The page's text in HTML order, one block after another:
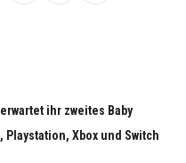
ihr zweites Baby
Playstation, Xbox und Switch